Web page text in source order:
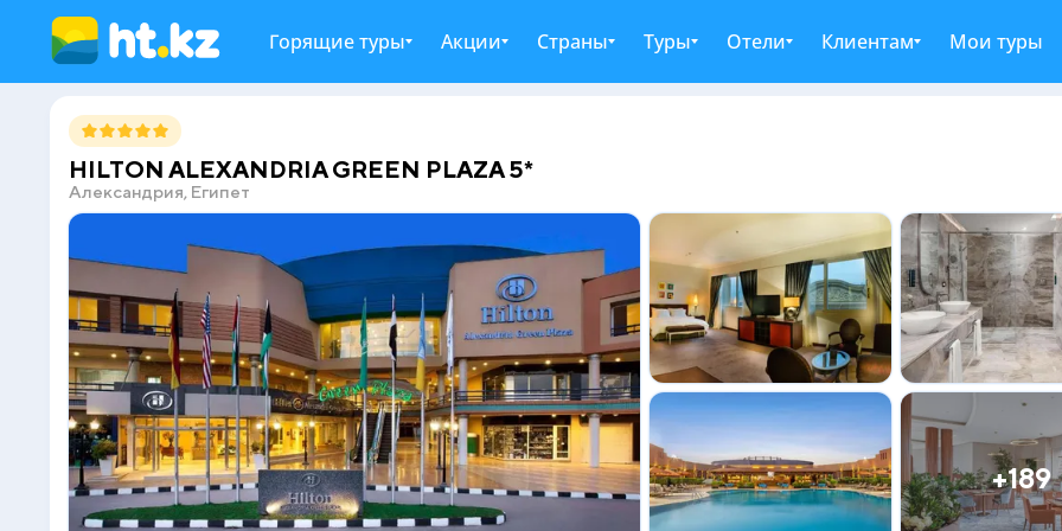
Горящие туры Акции Страны Туры Отели Клиентам Мои туры
HILTON ALEXANDRIA GREEN PLAZA 5*
Александрия, Египет
+189